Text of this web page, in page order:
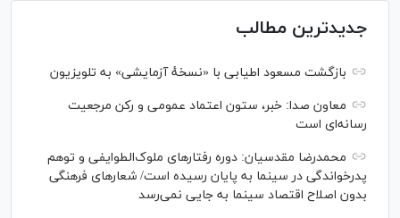
جدیدترین مطالب
بازگشت مسعود اطیابی با «نسخهٔ آزمایشی» به تلویزیون
معاون صدا: خبر، ستون اعتماد عمومی و رکن مرجعیت
رسانه‌ای است
محمدرضا مقدسیان: دوره رفتارهای ملوک‌الطوایفی و توهم
پدرخواندگی در سینما به پایان رسیده است/ شعارهای فرهنگی
بدون اصلاح اقتصاد سینما به جایی نمی‌رسد